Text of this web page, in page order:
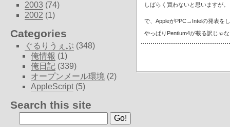
しばらく買わないと思いますが。
で、AppleがPPC→Intelの発表を
やっぱりPentium4が載る訳じゃ
2003 (74)
2002 (1)
Categories
ぐるりうぇぶ (348)
俺情報 (1)
俺日記 (339)
オープンメール環境 (2)
AppleScript (5)
Search this site